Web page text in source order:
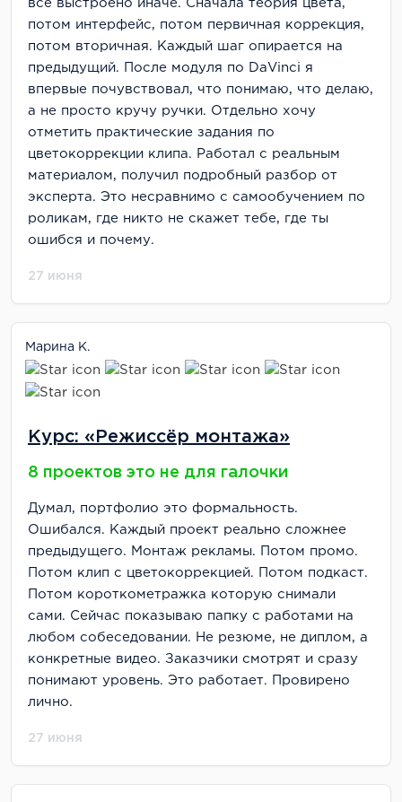
всё выстроено иначе. Сначала теория цвета,
потом интерфейс, потом первичная коррекция,
потом вторичная. Каждый шаг опирается на
предыдущий. После модуля по DaVinci я
впервые почувствовал, что понимаю, что делаю,
а не просто кручу ручки. Отдельно хочу
отметить практические задания по
цветокоррекции клипа. Работал с реальным
материалом, получил подробный разбор от
эксперта. Это несравнимо с самообучением по
роликам, где никто не скажет тебе, где ты
ошибся и почему.
27 июня
Марина К.
Курс: «Режиссёр монтажа»
8 проектов это не для галочки
Думал, портфолио это формальность.
Ошибался. Каждый проект реально сложнее
предыдущего. Монтаж рекламы. Потом промо.
Потом клип с цветокоррекцией. Потом подкаст.
Потом короткометражка которую снимали
сами. Сейчас показываю папку с работами на
любом собеседовании. Не резюме, не диплом, а
конкретные видео. Заказчики смотрят и сразу
понимают уровень. Это работает. Провирено
лично.
27 июня